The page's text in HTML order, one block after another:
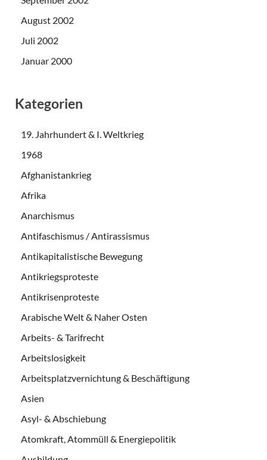
August 2002
Juli 2002
Januar 2000
Kategorien
19. Jahrhundert & I. Weltkrieg
1968
Afghanistankrieg
Afrika
Anarchismus
Antifaschismus / Antirassismus
Antikapitalistische Bewegung
Antikriegsproteste
Antikrisenproteste
Arabische Welt & Naher Osten
Arbeits- & Tarifrecht
Arbeitslosigkeit
Arbeitsplatzvernichtung & Beschäftigung
Asien
Asyl- & Abschiebung
Atomkraft, Atommüll & Energiepolitik